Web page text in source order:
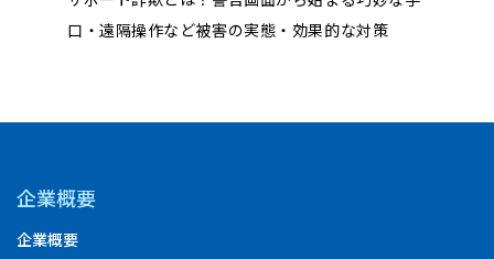
口・遠隔操作など被害の実態・効果的な対策
企業概要
企業概要